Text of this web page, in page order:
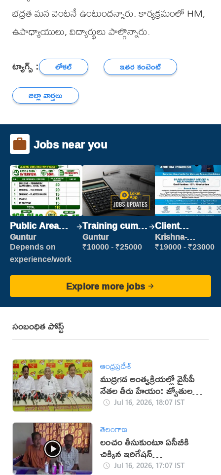
భద్రత మన వెంటనే ఉంటుందన్నారు. కార్యక్రమంలో HM,
ఉపాధ్యాయులు, విద్యార్థులు పాల్గొన్నారు.
ట్యాగ్స్ : లోకల్
ఇతర కంటెంట్
జిల్లా వార్తలు
Jobs near you
Public Area
Cleaner
Guntur
Depends on
experience/work
Training cum
Placement
Guntur
₹10000 - ₹25000
Client
Relationship
Executive
Krishna-
vijayawada
₹19000 - ₹23000
Explore more jobs
సంబంధిత పోస్ట్
ఆంధ్రప్రదేశ్
ముద్రగడ అంత్యక్రియల్లో వైసీపీ
నేతల తీరు హేయం: జ్యోతుల
నెహ్రూJul 16, 2026, 18:07 IST
తెలంగాణ
లంచం తీసుకుంటూ ఏసీబీకి
చిక్కిన ఇరిగేషన్
అధికారులు(వీడియో)
Jul 16, 2026, 17:07 IST